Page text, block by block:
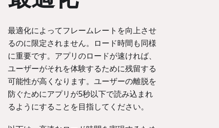
最適化によってフレームレートを向上させ
るのに限定されません。ロード時間も同様
に重要です。アプリのロードが速ければ、
ユーザーがそれを体験するために残留する
可能性が高くなります。ユーザーの離脱を
防ぐためにアプリが5秒以下で読み込まれ
るようにすることを目指してください。